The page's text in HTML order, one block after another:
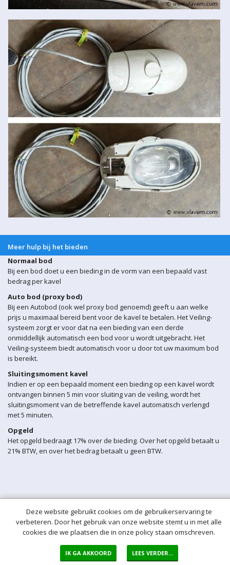
Meer hulp bij het bieden
Normaal bod
Bij een bod doet u een bieding in de vorm van een bepaald vast
bedrag per kavel
Auto bod (proxy bod)
Bij een Autobod (ook wel proxy bod genoemd) geeft u aan welke
prijs u maximaal bereid bent voor de kavel te betalen. Het Veiling-
systeem zorgt er voor dat na een bieding van een derde
onmiddellijk automatisch een bod voor u wordt uitgebracht. Het
Veiling-systeem biedt automatisch voor u door tot uw maximum bod
is bereikt.
Sluitingsmoment kavel
Indien er op een bepaald moment een bieding op een kavel wordt
ontvangen binnen 5 min voor sluiting van de veiling, wordt het
sluitingsmoment van de betreffende kavel automatisch verlengd
met 5 minuten.
Opgeld
Het opgeld bedraagt 17% over de bieding. Over het opgeld betaalt u
21% BTW, en over het bedrag betaalt u geen BTW.
Deze website gebruikt cookies om de gebruikerservaring te
verbeteren. Door het gebruik van onze website stemt u in met alle
cookies die we plaatsen die in onze policy staan omschreven.
IK GA AKKOORD LEES VERDER...